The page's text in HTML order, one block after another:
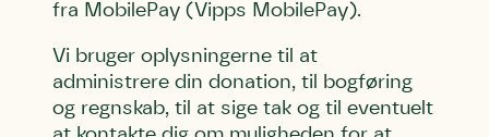
fra MobilePay (Vipps MobilePay).
Vi bruger oplysningerne til at
administrere din donation, til bogføring
og regnskab, til at sige tak og til eventuelt